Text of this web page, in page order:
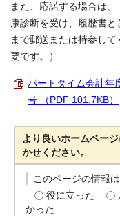
また、応諾する場合は
康診断を受け、履歴書
まで郵送または持参し
要です。）
パートタイム会計
号 （PDF 101.7KB）
より良いホームペー
かせください。
このページの情報
役に立った
かった